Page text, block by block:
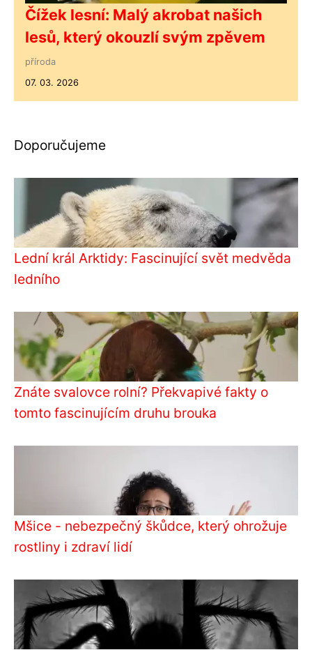
Čížek lesní: Malý akrobat našich
lesů, který okouzlí svým zpěvem
příroda
07. 03. 2026
Doporučujeme
Lední král Arktidy: Fascinující svět medvěda
ledního
Znáte svalovce rolní? Překvapivé fakty o
tomto fascinujícím druhu brouka
Mšice - nebezpečný škůdce, který ohrožuje
rostliny i zdraví lidí